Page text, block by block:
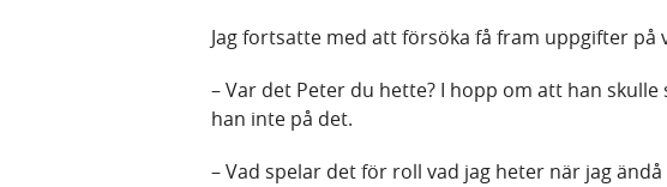
Jag fortsatte med att försöka få fram uppgifter på
– Var det Peter du hette? I hopp om att han
han inte på det.
– Vad spelar det för roll vad jag heter när jag